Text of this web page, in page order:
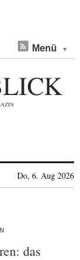
Menü
Do, 6. Aug 2026
das